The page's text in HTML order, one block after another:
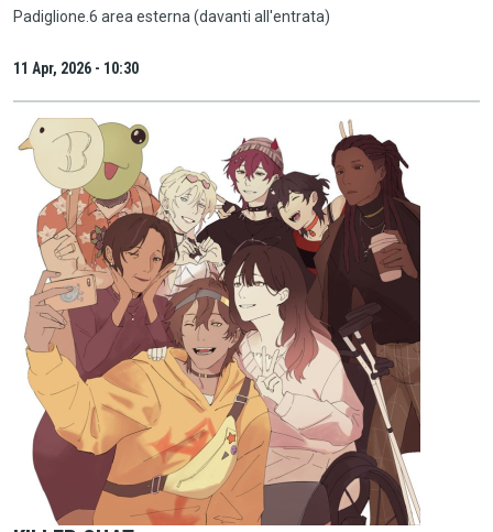
Padiglione.6 area esterna (davanti all'entrata)
11 Apr, 2026 - 10:30